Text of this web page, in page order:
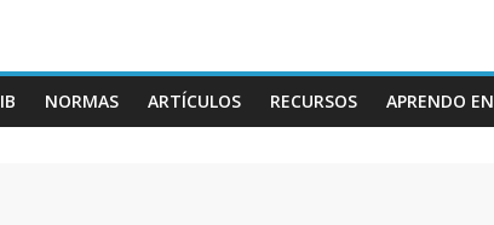
NORMAS ARTÍCULOS RECURSOS APRENDO